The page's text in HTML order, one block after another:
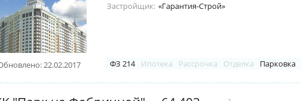
22.02.2017
Застройщик: «Гарантия-Строй»
ФЗ 214 Ипотека Рассрочка Отделка Парковка